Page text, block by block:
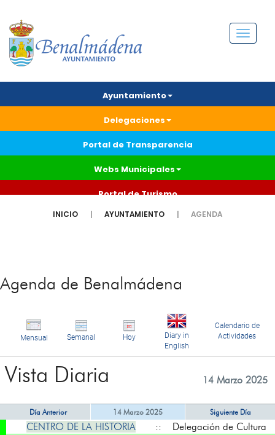
Menú
Ayuntamiento
Delegaciones
Portal de Transparencia
Webs Municipales
Portal de Turismo
INICIO AYUNTAMIENTO AGENDA
Agenda de Benalmádena
Mensual Semanal Hoy
Diary in
English
Calendario de
Actividades
Vista Diaria 14 Marzo 2025
Día Anterior 14 Marzo 2025 Siguiente Día
CENTRO DE LA HISTORIA
:: Delegación de Cultura